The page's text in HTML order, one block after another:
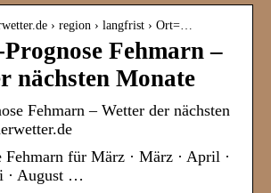
› region › langfrist › Ort=…
Fehmarn –
nächsten Monate
Fehmarn – Wetter der nächsten
Fehmarn für März · März · April ·
· August …